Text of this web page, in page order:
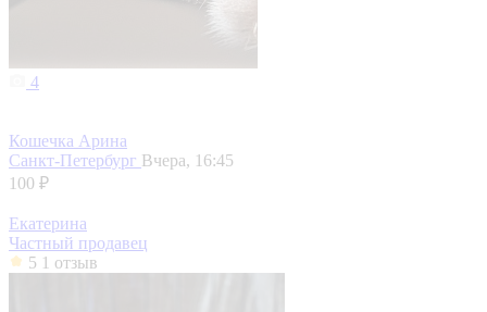
4
Кошечка Арина
Санкт-Петербург Вчера, 16:45
100 ₽
Екатерина
Частный продавец
5 1 отзыв